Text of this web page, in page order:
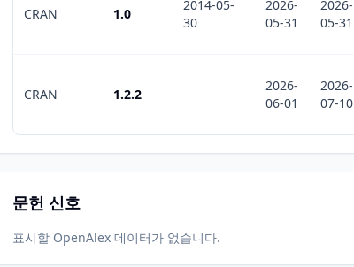
CRAN 1.0
2014-05-
30
2026-
05-31
2026-
05-31
CRAN 1.2.2
2026-
06-01
2026-
07-10
문헌 신호
표시할 OpenAlex 데이터가 없습니다.